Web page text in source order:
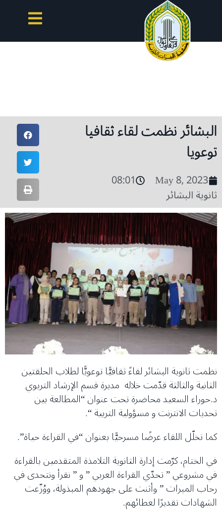
البشائر نظمت لقاء ثقافيا
توعويا
May 8, 2023
08:01
ثانوية البشائر
نظمت ثانوية البشائر لقاءً ثقافيًّا توعويًّا لطلاب الحلقتين
الثانية والثالثة قدّمت خلاله مديرة قسم الإرشاد التربوي
د.حوراء السعيد محاضرة تحت عنوان “المطالعة بين
تحديات الانترنت و مسؤولية التربية “.
كما تخلّل اللقاء عرضًا مسرحيًّا بعنوان “في القراءة حياة”.
في الختام، كرّمت إدارة الثانوية التلامذة المتقدمين بالقراءة
في مشروعي ” تحدّي القراءة العربي ” و ” نقرأ ونتحدى في
رحاب المبرات ” وأثنت على جهودهم المبذولة، ووُزّعت
الشهادات تقديرًا لعطائهم.